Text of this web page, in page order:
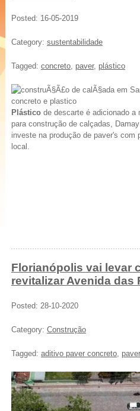
Posted: 16-05-2019
Category: sustentabilidade
Tagged: concreto, paver, plástico
Plásticode descarte é adicionado a
para construção de calçadas,
investe na produção de paver's
local.
Florianópolis vai levar
revitalizar Avenida das
Posted: 28-10-2020
Category: Construção
Tagged: aditivo paver concreto, paver